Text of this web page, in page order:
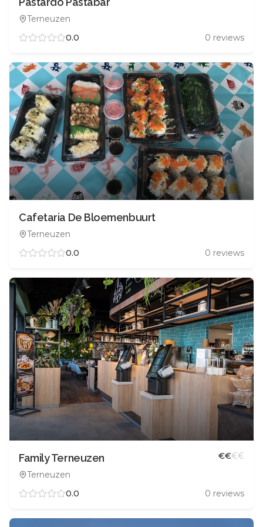
Terneuzen
0.0
0 reviews
Cafetaria De Bloemenbuurt
Terneuzen
0.0
0 reviews
Family Terneuzen
Terneuzen
€€€€
0.0 0 reviews